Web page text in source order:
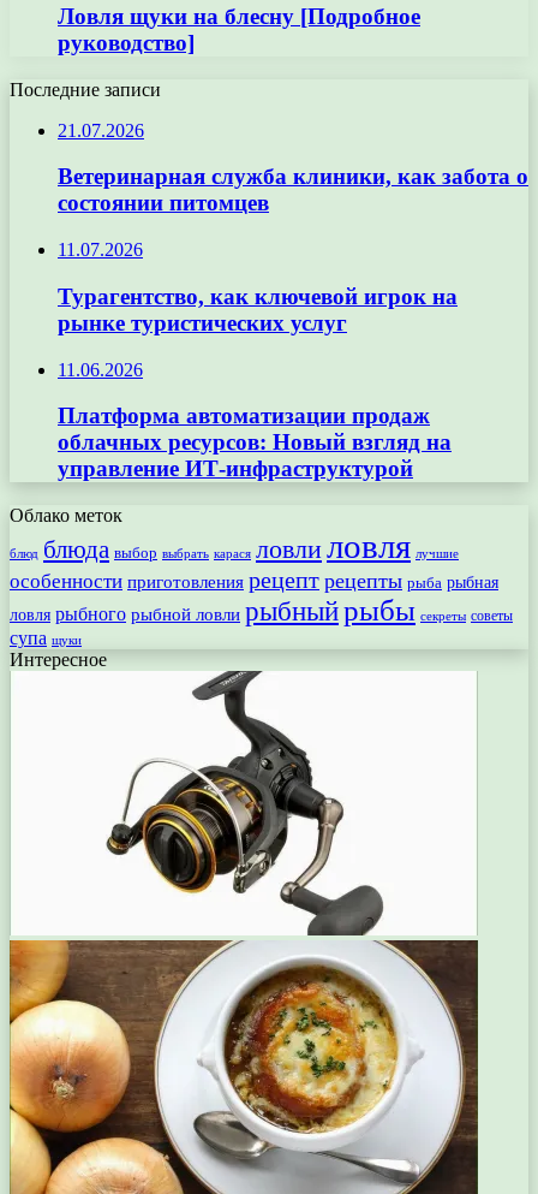
Ловля щуки на блесну [Подробное
руководство]
Последние записи
21.07.2026
Ветеринарная служба клиники, как забота о
состоянии питомцев
11.07.2026
Турагентство, как ключевой игрок на
рынке туристических услуг
11.06.2026
Платформа автоматизации продаж
облачных ресурсов: Новый взгляд на
управление ИТ-инфраструктурой
Облако меток
блюд блюда выбор выбрать карася ловлиловля лучшие
особенности приготовления рецепт рецепты рыба рыбная
ловля рыбного рыбной ловли рыбныйрыбы секреты советы
супа щуки
Интересное